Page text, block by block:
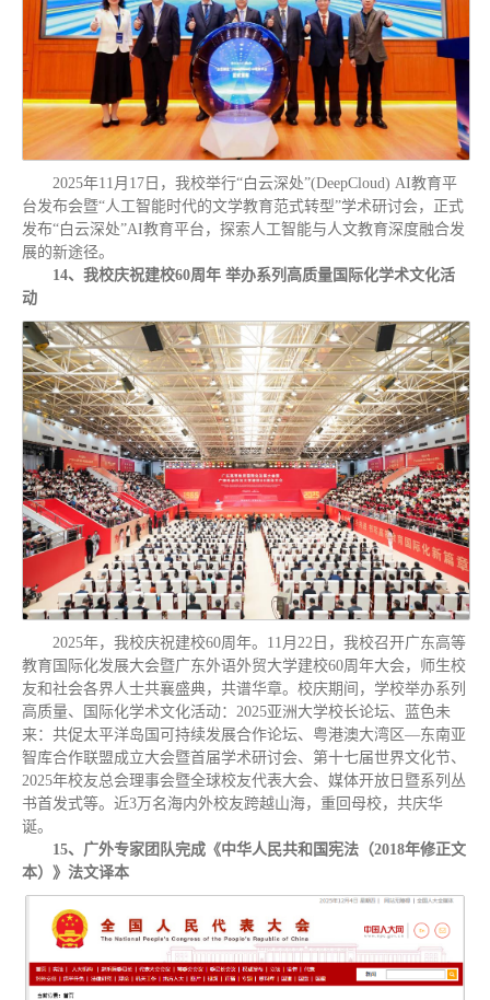
2025年11月17日，我校举行“白云深处”(DeepCloud) AI教育平
台发布会暨“人工智能时代的文学教育范式转型”学术研讨会，正式
发布“白云深处”AI教育平台，探索人工智能与人文教育深度融合发
展的新途径。
14、我校庆祝建校60周年 举办系列高质量国际化学术文化活
动
2025年，我校庆祝建校60周年。11月22日，我校召开广东高等
教育国际化发展大会暨广东外语外贸大学建校60周年大会，师生校
友和社会各界人士共襄盛典，共谱华章。校庆期间，学校举办系列
高质量、国际化学术文化活动：2025亚洲大学校长论坛、蓝色未
来：共促太平洋岛国可持续发展合作论坛、粤港澳大湾区—东南亚
智库合作联盟成立大会暨首届学术研讨会、第十七届世界文化节、
2025年校友总会理事会暨全球校友代表大会、媒体开放日暨系列丛
书首发式等。近3万名海内外校友跨越山海，重回母校，共庆华
诞。
15、广外专家团队完成《中华人民共和国宪法（2018年修正文
本）》法文译本